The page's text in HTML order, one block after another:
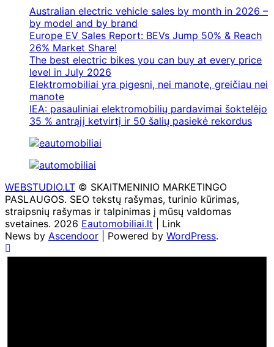
Australian electric vehicle sales by month in 2026 –
by model and by brand
Europe EV Sales Report: BEVs Jump 50% & Reach
26% Market Share!
The best electric bikes you can buy at every price
level in July 2026
Elektromobiliai yra pigesni, nei manote, greičiau nei
manote
IEA: pasauliniai elektromobilių pardavimai šoktelėjo
35 % antrąjį ketvirtį ir 50 šalių pasiekė rekordus
WEBSTUDIO.LT © SKAITMENINIO MARKETINGO
PASLAUGOS. SEO tekstų rašymas, turinio kūrimas,
straipsnių rašymas ir talpinimas į mūsų valdomas
svetaines. 2026 Eautomobiliai.lt | Link
News by Ascendoor | Powered by WordPress.